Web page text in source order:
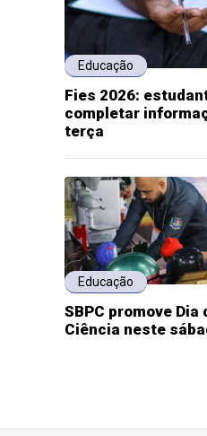
Educação
Fies 2026:
completar
terça
Educação
SBPC promove Dia
Ciência neste